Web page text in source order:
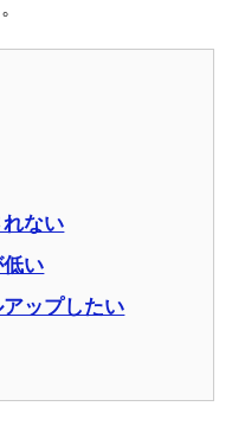
ない
い
ップしたい